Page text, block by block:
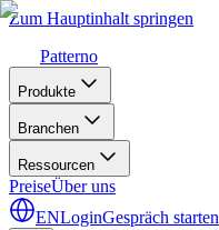
Zum Hauptinhalt springen
Patterno
Produkte
Branchen
Ressourcen
PreiseÜber uns
ENLoginGespräch starten